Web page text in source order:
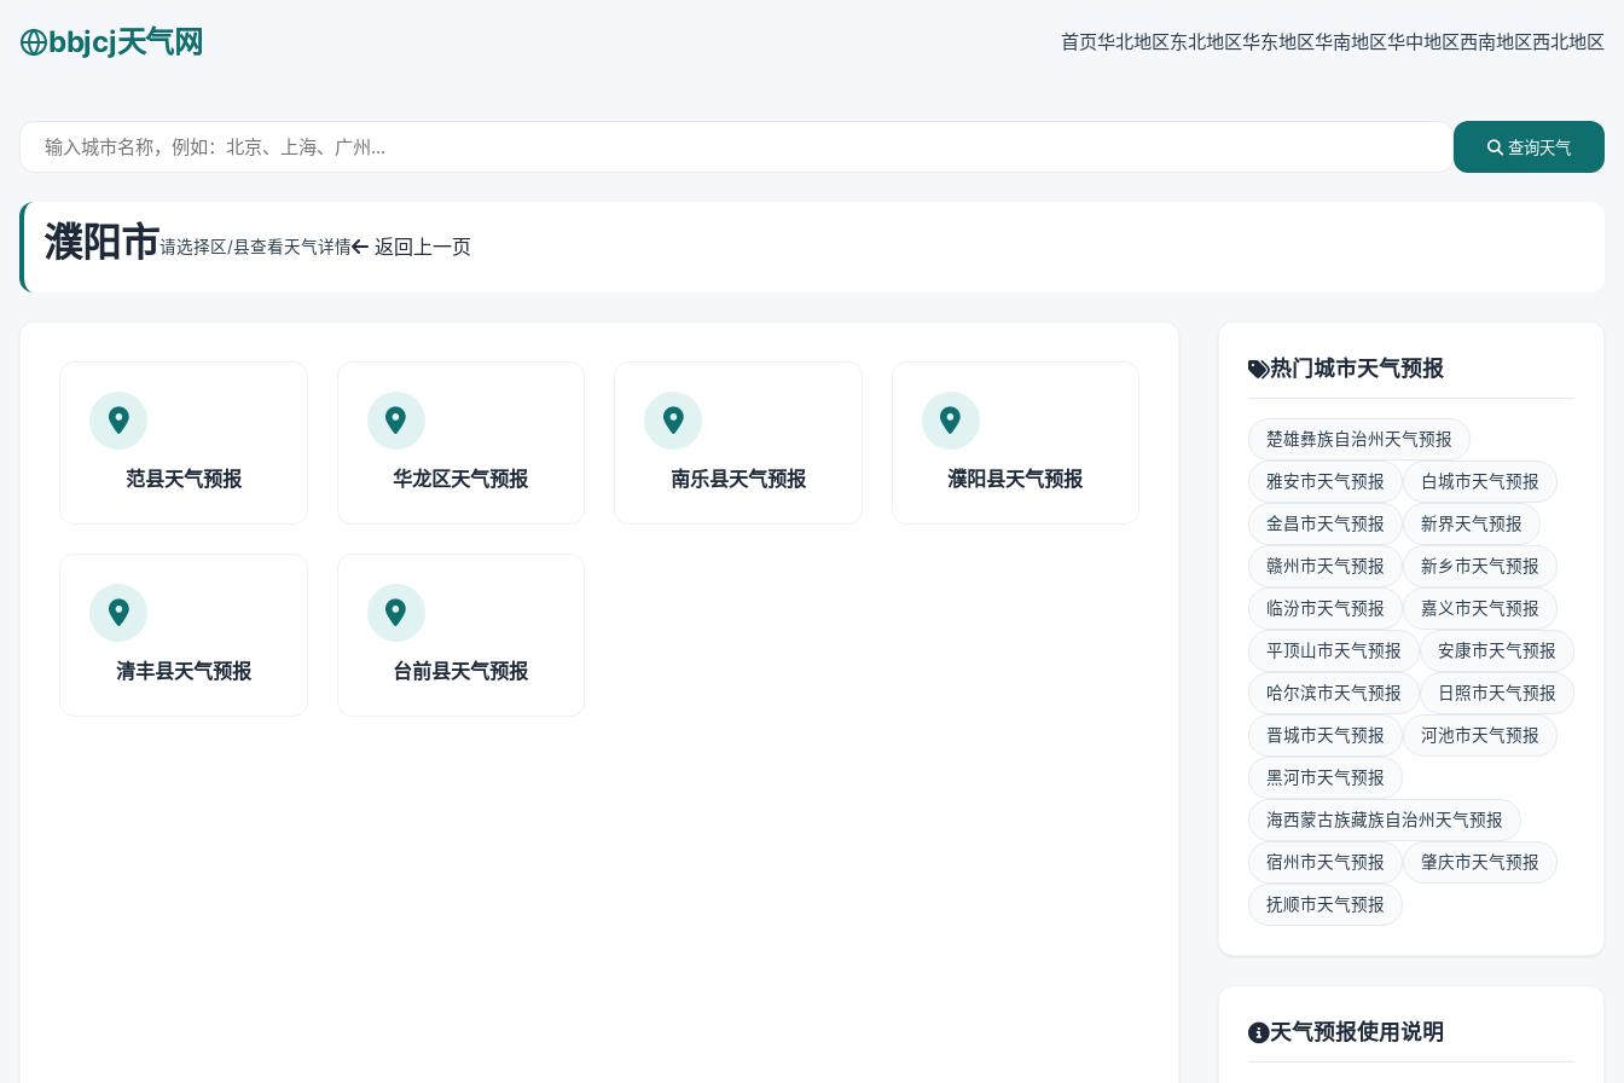
bbjcj天气网 首页华北地区东北地区华东地区华南地区华中地区西南地区西北地区
查询天气
濮阳市请选择区/县查看天气详情 返回上一页
范县天气预报 华龙区天气预报 南乐县天气预报 濮阳县天气预报
清丰县天气预报 台前县天气预报
热门城市天气预报
楚雄彝族自治州天气预报
雅安市天气预报 白城市天气预报
金昌市天气预报 新界天气预报
赣州市天气预报 新乡市天气预报
临汾市天气预报 嘉义市天气预报
平顶山市天气预报 安康市天气预报
哈尔滨市天气预报 日照市天气预报
晋城市天气预报 河池市天气预报
黑河市天气预报
海西蒙古族藏族自治州天气预报
宿州市天气预报 肇庆市天气预报
抚顺市天气预报
天气预报使用说明